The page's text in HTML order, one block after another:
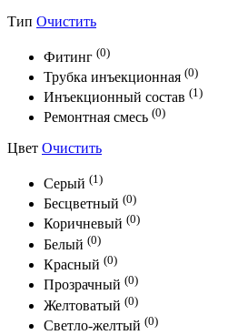
Тип Очистить
Фитинг (0)
Трубка инъекционная (0)
Инъекционный состав (1)
Ремонтная смесь (0)
Цвет Очистить
Серый (1)
Бесцветный (0)
Коричневый (0)
Белый (0)
Красный (0)
Прозрачный (0)
Желтоватый (0)
Светло-желтый (0)